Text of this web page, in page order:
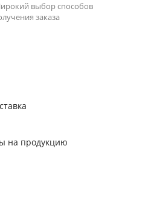
выбор способов
заказа
на продукцию